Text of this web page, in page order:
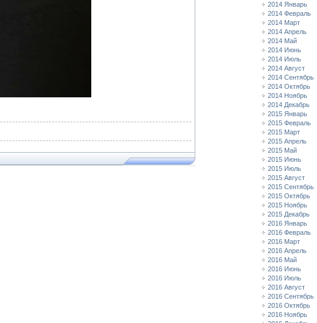
2014 Январь
2014 Февраль
2014 Март
2014 Апрель
2014 Май
2014 Июнь
2014 Июль
2014 Август
2014 Сентябрь
2014 Октябрь
2014 Ноябрь
2014 Декабрь
2015 Январь
2015 Февраль
2015 Март
2015 Апрель
2015 Май
2015 Июнь
2015 Июль
2015 Август
2015 Сентябрь
2015 Октябрь
2015 Ноябрь
2015 Декабрь
2016 Январь
2016 Февраль
2016 Март
2016 Апрель
2016 Май
2016 Июнь
2016 Июль
2016 Август
2016 Сентябрь
2016 Октябрь
2016 Ноябрь